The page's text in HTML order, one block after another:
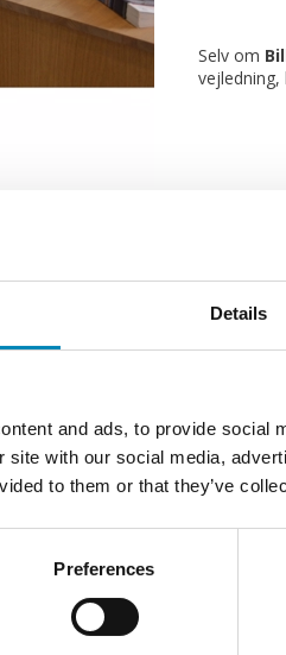
Details
and ads, to provide social
site with our social media,
to them or that they’ve
Preferences
Selv om
vejledning,